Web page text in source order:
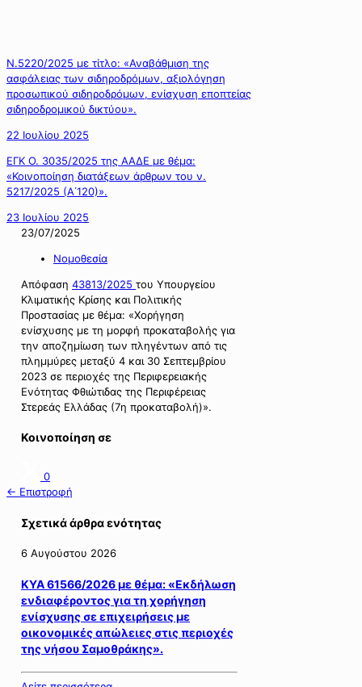
Ν.5220/2025 με τίτλο: «Αναβάθμιση της
ασφάλειας των σιδηροδρόμων, αξιολόγηση
προσωπικού σιδηροδρόμων, ενίσχυση εποπτείας
σιδηροδρομικού δικτύου».
22 Ιουλίου 2025
ΕΓΚ Ο. 3035/2025 της ΑΑΔΕ με θέμα:
«Κοινοποίηση διατάξεων άρθρων του ν.
5217/2025 (Α΄120)».
23 Ιουλίου 2025
23/07/2025
Νομοθεσία
Απόφαση 43813/2025 του Υπουργείου
Κλιματικής Κρίσης και Πολιτικής
Προστασίας με θέμα: «Χορήγηση
ενίσχυσης με τη μορφή προκαταβολής για
την αποζημίωση των πληγέντων από τις
πλημμύρες μεταξύ 4 και 30 Σεπτεμβρίου
2023 σε περιοχές της Περιφερειακής
Ενότητας Φθιώτιδας της Περιφέρειας
Στερεάς Ελλάδας (7η προκαταβολή)».
Κοινοποίηση σε
0
← Επιστροφή
Σχετικά άρθρα ενότητας
6 Αυγούστου 2026
ΚΥΑ 61566/2026 με θέμα: «Εκδήλωση
ενδιαφέροντος για τη χορήγηση
ενίσχυσης σε επιχειρήσεις με
οικονομικές απώλειες στις περιοχές
της νήσου Σαμοθράκης».